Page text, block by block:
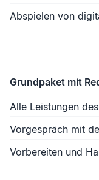
Abspielen von
Grundpaket mit
Alle Leistungen
Vorgespräch mit
Vorbereiten und